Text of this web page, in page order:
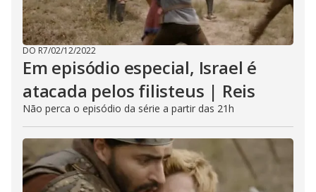
DO R7/02/12/2022
Em episódio especial, Israel é
atacada pelos filisteus | Reis
Não perca o episódio da série a partir das 21h